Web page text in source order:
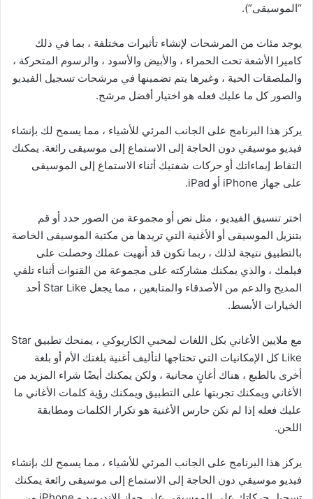
“الموسيقى”).
يوجد مئات من المرشحات لإنشاء تأثيرات مختلفة ، بما في ذلك
كاميرا الأشعة تحت الحمراء ، والأبيض والأسود ، والرسوم المتحركة ،
والملصقات الحية ، وغيرها يتم تضمينها في مرشحات تسجيل الفيديو
والصور كل ما عليك فعله هو اختيار أفضل مرشح.
يركز هذا البرنامج على الجانب المرئي للأشياء ، مما يسمح لك بإنشاء
فيديو موسيقي دون الحاجة إلى الاستماع إلى موسيقى رائعة. يمكنك
التقاط إيماءاتك أو حركات شفتيك أثناء الاستماع إلى الموسيقى
على جهاز iPhone أو iPad.
اختر تنسيق الفيديو ، مثل نص أو مجموعة من الصور حدد أو قم
بتنزيل الموسيقى أو الأغنية التي تريدها من مكتبة الموسيقى الخاصة
بالتطبيق نتيجة لذلك ، ربما تكون قد أنهيت عملك وحصلت على
فيلمك ، والذي يمكنك مشاركته على مجموعة من القنوات أثناء تلقي
المديح والدعم من الأصدقاء والمتابعين ، مما يجعل Star Like أحد
الخيارات الأبسط.
مع ملايين الأغاني بكل اللغات لمحبي الكاريوكي ، يمنحك تطبيق Star
Like كل الإمكانيات التي تحتاجها لتأليف أغنية بلغتك الأم أو بلغة
أخرى بالطبع ، هناك أغانٍ مجانية ، ولكن يمكنك أيضًا شراء المزيد من
الأغاني ويمكنك تجربتها على التطبيق ويمكنك رؤية كلمات الأغاني ما
عليك فعله إذا لم تكن حارس الأغنية هو تكرار الكلمات ومطابقة
اللحن.
يركز هذا البرنامج على الجانب المرئي للأشياء ، مما يسمح لك بإنشاء
فيديو موسيقي دون الحاجة إلى الاستماع إلى موسيقى رائعة يمكنك